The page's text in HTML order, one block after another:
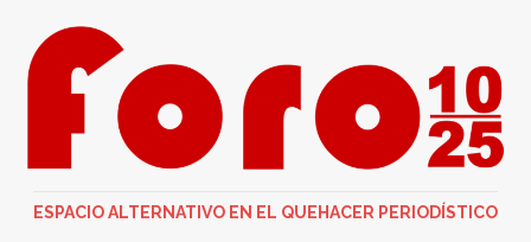
ESPACIO ALTERNATIVO EN EL QUEHACER PERIODÍSTICO